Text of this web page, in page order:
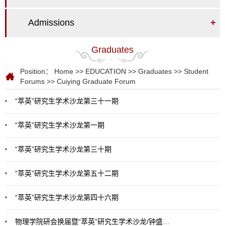
Admissions +
Graduates
Position： Home >> EDUCATION >> Graduates >> Student
Forums >> Cuiying Graduate Forum
“萃英”研究生学术沙龙第三十一期
“萃英”研究生学术沙龙第一期
“萃英”研究生学术沙龙第三十期
“萃英”研究生学术沙龙第五十二期
“萃英”研究生学术沙龙第四十六期
物理学院研会换届暨“萃英”研究生学术沙龙/钟盛标学术论坛优秀组织者颁奖典礼